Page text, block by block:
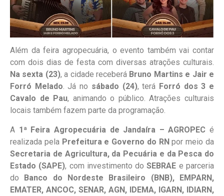
Além da feira agropecuária, o evento também vai contar
com dois dias de festa com diversas atrações culturais.
Na sexta (23), a cidade receberá Bruno Martins e Jair e
Forró Melado. Já no sábado (24), terá Forró dos 3 e
Cavalo de Pau, animando o público. Atrações culturais
locais também fazem parte da programação.
A 1ª Feira Agropecuária de Jandaíra – AGROPEC é
realizada pela Prefeitura e Governo do RNpor meio da
Secretaria de Agricultura, da Pecuária e da Pesca do
Estado (SAPE), com investimento doSEBRAE e parceria
do Banco do Nordeste Brasileiro (BNB), EMPARN,
EMATER, ANCOC, SENAR, AGN, IDEMA, IGARN, IDIARN,